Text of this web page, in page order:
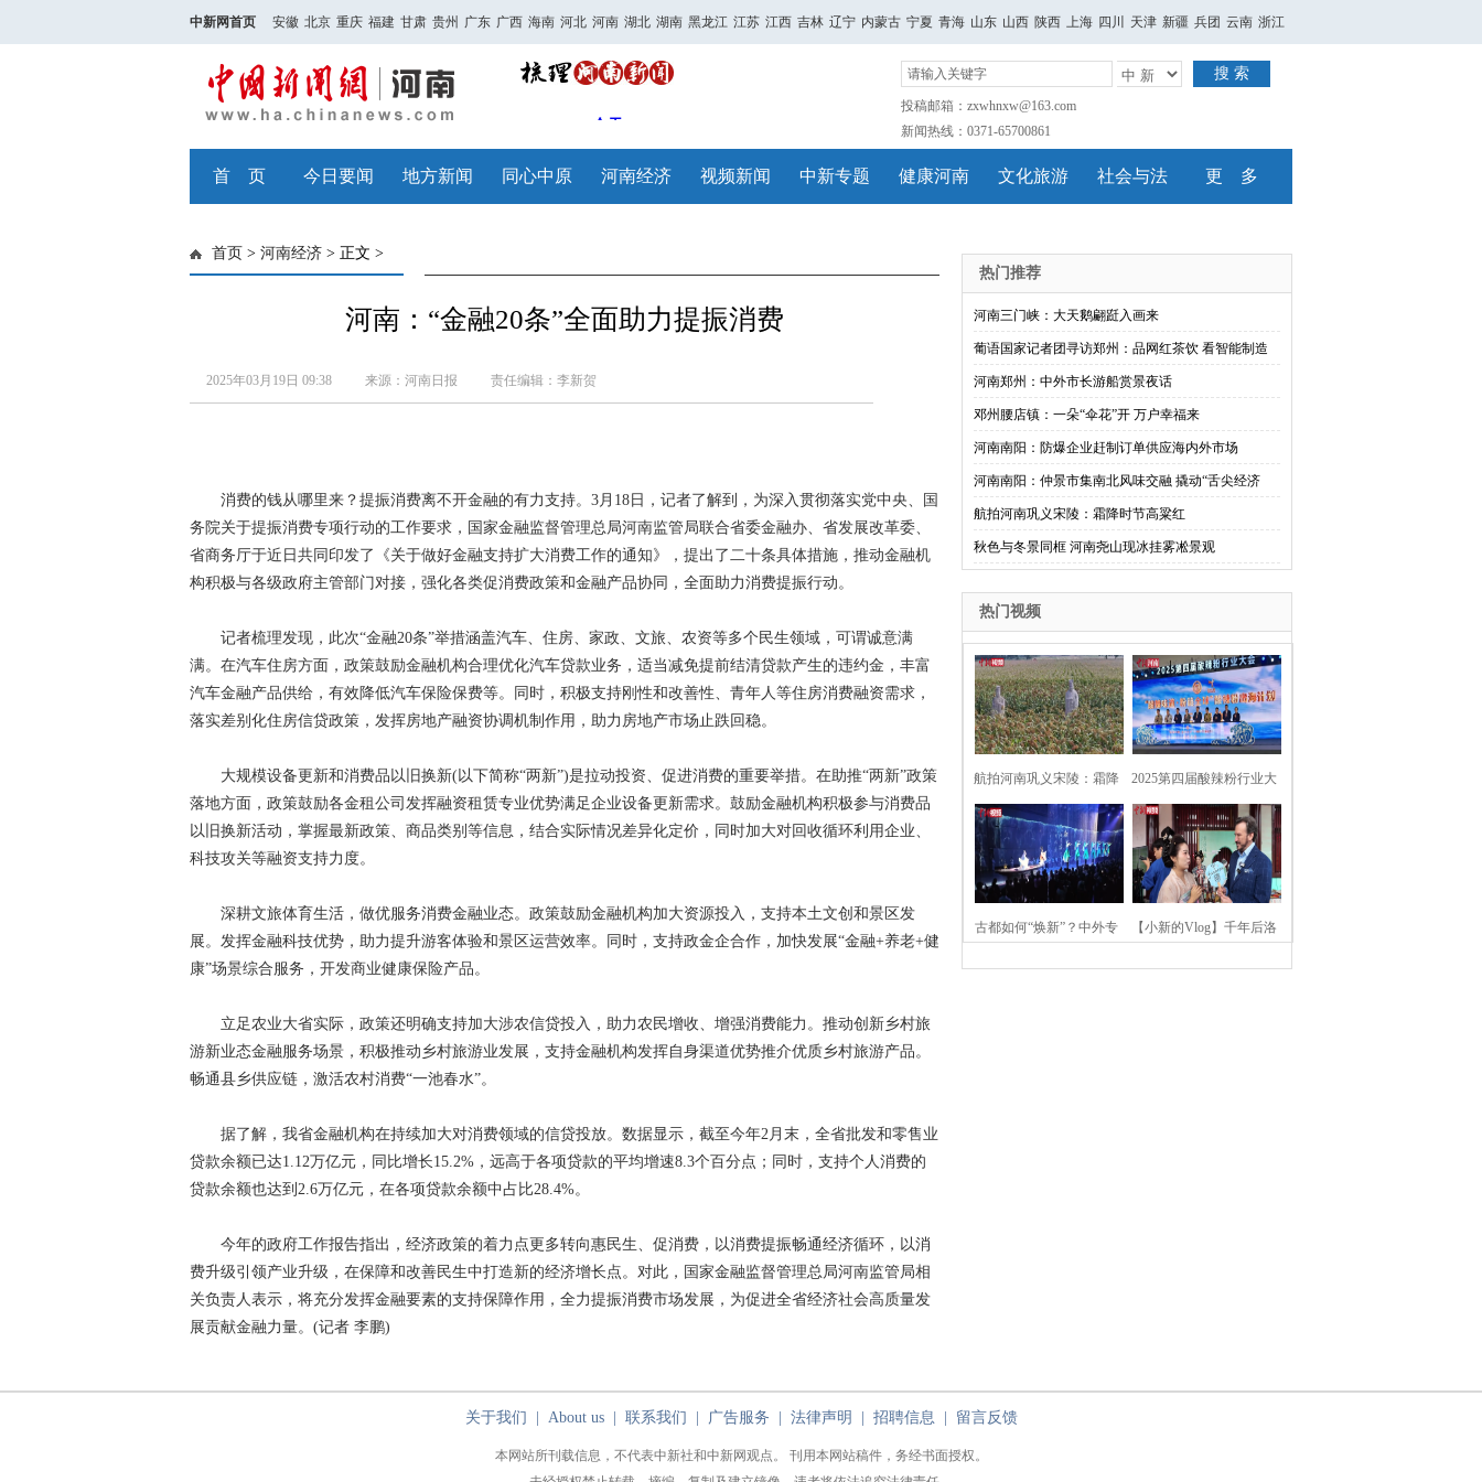
中新网首页 安徽 北京 重庆 福建 甘肃 贵州 广东 广西 海南 河北 河南 湖北 湖南 黑龙江 江苏 江西 吉林 辽宁 内蒙古 宁夏 青海 山东 山西 陕西 上海 四川 天津 新疆 兵团 云南 浙江
搜 索
投稿邮箱：zxwhnxw@163.com
新闻热线：0371-65700861
首 页 今日要闻 地方新闻 同心中原 河南经济 视频新闻 中新专题 健康河南 文化旅游 社会与法 更 多
首页 > 河南经济 > 正文 >
河南：“金融20条”全面助力提振消费
2025年03月19日 09:38 来源：河南日报 责任编辑：李新贺
消费的钱从哪里来？提振消费离不开金融的有力支持。3月18日，记者了解到，为深入贯彻落实党中央、国
务院关于提振消费专项行动的工作要求，国家金融监督管理总局河南监管局联合省委金融办、省发展改革委、
省商务厅于近日共同印发了《关于做好金融支持扩大消费工作的通知》，提出了二十条具体措施，推动金融机
构积极与各级政府主管部门对接，强化各类促消费政策和金融产品协同，全面助力消费提振行动。
记者梳理发现，此次“金融20条”举措涵盖汽车、住房、家政、文旅、农资等多个民生领域，可谓诚意满
满。在汽车住房方面，政策鼓励金融机构合理优化汽车贷款业务，适当减免提前结清贷款产生的违约金，丰富
汽车金融产品供给，有效降低汽车保险保费等。同时，积极支持刚性和改善性、青年人等住房消费融资需求，
落实差别化住房信贷政策，发挥房地产融资协调机制作用，助力房地产市场止跌回稳。
大规模设备更新和消费品以旧换新(以下简称“两新”)是拉动投资、促进消费的重要举措。在助推“两新”政策
落地方面，政策鼓励各金租公司发挥融资租赁专业优势满足企业设备更新需求。鼓励金融机构积极参与消费品
以旧换新活动，掌握最新政策、商品类别等信息，结合实际情况差异化定价，同时加大对回收循环利用企业、
科技攻关等融资支持力度。
深耕文旅体育生活，做优服务消费金融业态。政策鼓励金融机构加大资源投入，支持本土文创和景区发
展。发挥金融科技优势，助力提升游客体验和景区运营效率。同时，支持政金企合作，加快发展“金融+养老+健
康”场景综合服务，开发商业健康保险产品。
立足农业大省实际，政策还明确支持加大涉农信贷投入，助力农民增收、增强消费能力。推动创新乡村旅
游新业态金融服务场景，积极推动乡村旅游业发展，支持金融机构发挥自身渠道优势推介优质乡村旅游产品。
畅通县乡供应链，激活农村消费“一池春水”。
据了解，我省金融机构在持续加大对消费领域的信贷投放。数据显示，截至今年2月末，全省批发和零售业
贷款余额已达1.12万亿元，同比增长15.2%，远高于各项贷款的平均增速8.3个百分点；同时，支持个人消费的
贷款余额也达到2.6万亿元，在各项贷款余额中占比28.4%。
今年的政府工作报告指出，经济政策的着力点更多转向惠民生、促消费，以消费提振畅通经济循环，以消
费升级引领产业升级，在保障和改善民生中打造新的经济增长点。对此，国家金融监督管理总局河南监管局相
关负责人表示，将充分发挥金融要素的支持保障作用，全力提振消费市场发展，为促进全省经济社会高质量发
展贡献金融力量。(记者 李鹏)
热门推荐
河南三门峡：大天鹅翩跹入画来
葡语国家记者团寻访郑州：品网红茶饮 看智能制造
河南郑州：中外市长游船赏景夜话
邓州腰店镇：一朵“伞花”开 万户幸福来
河南南阳：防爆企业赶制订单供应海内外市场
河南南阳：仲景市集南北风味交融 撬动“舌尖经济
航拍河南巩义宋陵：霜降时节高粱红
秋色与冬景同框 河南尧山现冰挂雾凇景观
热门视频
航拍河南巩义宋陵：霜降
时节高粱红
2025第四届酸辣粉行业大
会在河南开封举行
古都如何“焕新”？中外专 【小新的Vlog】千年后洛
关于我们 About us| 联系我们 广告服务 法律声明 招聘信息 留言反馈
本网站所刊载信息，不代表中新社和中新网观点。 刊用本网站稿件，务经书面授权。